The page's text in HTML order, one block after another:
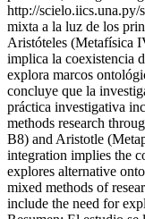
http://
mixta a la luz de los
Aristóteles (Metafísica
implica la coexistencia
explora marcos
concluye que la
práctica investigativa
methods research
B8) and Aristotle
integration implies the
explores alternative
mixed methods of
include the need for